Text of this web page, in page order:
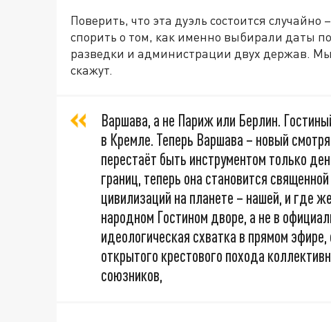
Поверить, что эта дуэль состоится
спорить о том, как именно выбирали даты
разведки и администрации двух держав.
скажут.
Варшава, а не Париж или Берлин.
в Кремле. Теперь Варшава – новый
перестаёт быть инструментом только
границ, теперь она становится
цивилизаций на планете – нашей, и где
народном Гостином дворе, а не в
идеологическая схватка в прямом
открытого крестового похода
союзников,